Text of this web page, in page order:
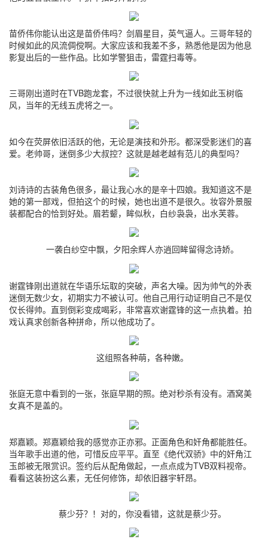
苗侨伟你能认出这是苗侨伟吗？剑眉星目，英气逼人。三哥年轻的
时候如此的风流倜傥啊。大家应该和我差不多，熟悉他是因为他息
影复出后的一些作品。比如学警狙击，雷霆扫毒等。
三哥刚出道时在TVB跑龙套，不过很快就上升为一线如此玉树临
风，当年的无线五虎将之一。
如今在荧屏依旧活跃的他，无论是演技和外形。都深受影迷们的喜
爱。老帅哥，迷倒多少大叔控？这就是越老越有范儿的典型吗？
刘诗诗的古装角色很多，最让我心水的是辛十四娘。我知道这不是
她的第一部戏，但拍这个的时候，她也出道不是很久。妆容外景服
装都配合的恰到好处。眉若颦，眸似秋，白纱袅袅，出水芙蓉。
一袭白纱空中飘，夕阳余辉人亦逍回眸留得念诗娇。
谢霆锋刚出道就在华语乐坛取的突破，声名大噪。因为帅气的外表
迷倒无数少女，初期实力不被认可。他自己用行动证明自己不是仅
仅长得帅。直到倒彩变成喝彩，非常喜欢谢霆锋的这一点执着。拍
戏认真求创新各种拼命，所以他成功了。
这组照各种萌，各种嫩。
张庭无意中看到的一张，张庭早期的照。绝对秒杀有没有。酒窝美
女真不是盖的。
郑嘉颖。郑嘉颖给我的感觉亦正亦邪。正面角色和奸角都能胜任。
当年歌手出道的他，可惜反应平平。直至《绝代双骄》中的奸角江
玉郎被无限赏识。签约后从配角做起，一点点成为TVB双料视帝。
看看这装扮这么素，无任何修饰，却依旧器宇轩昂。
蔡少芬？！对的，你没看错，这就是蔡少芬。